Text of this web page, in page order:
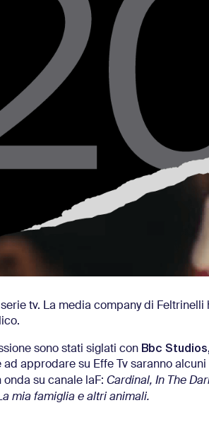
tv. La media company di
sono stati siglati con Bbc
ad approdare su Effe Tv saranno
su canale laF: Cardinal, In The
mia famiglia e altri animali.